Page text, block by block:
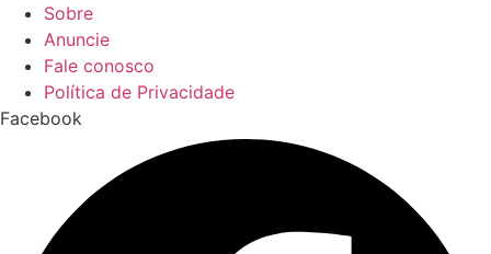
Sobre
Anuncie
Fale conosco
Política de Privacidade
Facebook